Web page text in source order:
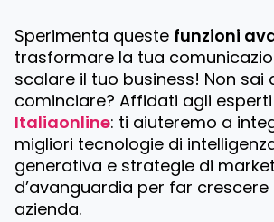
Sperimenta queste funzioni
trasformare la tua
scalare il tuo business! Non sai
cominciare? Affidati agli
Italiaonline: ti aiuteremo a
migliori tecnologie di
generativa e strategie di
d’avanguardia per far crescere
azienda.